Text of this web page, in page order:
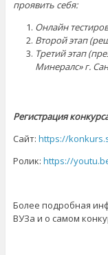
проявить себя:
Онлайн
Второй этап
Третий этап
Минералс» г.
Регистрация
Сайт: https://
Ролик: https://
Более подробная
ВУЗа и о самом